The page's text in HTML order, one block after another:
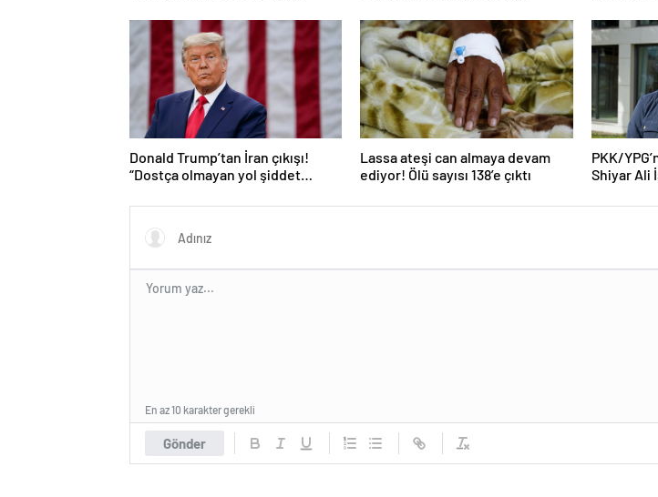
anlaşma
Donald Trump’tan İran çıkışı!
“Dostça olmayan yol şiddet
istemiyorum”
Lassa ateşi can almaya devam
ediyor! Ölü sayısı 138’e çıktı
PKK/
Shiyar Ali
Gönder
En az 10 karakter gerekli